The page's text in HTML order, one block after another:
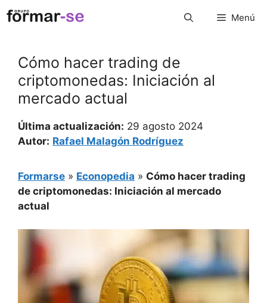
Saltar
al
Menú
Cómo hacer trading de
criptomonedas: Iniciación al
mercado actual
Última actualización: 29 agosto 2024
Autor: Rafael Malagón Rodríguez
Formarse » Econopedia » Cómo hacer trading
de criptomonedas: Iniciación al mercado
actual